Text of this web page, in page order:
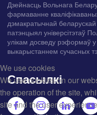
Дзейнасць Вольнага
фармаванне
дэмакратычнай
патэнцыял універсітэтаў
улікам досведу рэформаў
выкарыстаннем сучасных
Спасылкі
We use cookies
We use cookies on our
the operation of the site,
site and the user